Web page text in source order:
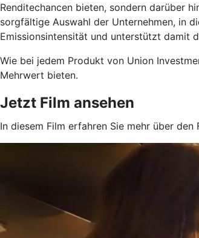
Renditechancen bieten, sondern darüber
sorgfältige Auswahl der Unternehmen, in
Emissionsintensität und unterstützt damit
Wie bei jedem Produkt von Union
Mehrwert bieten.
Jetzt Film ansehen
In diesem Film erfahren Sie mehr über den